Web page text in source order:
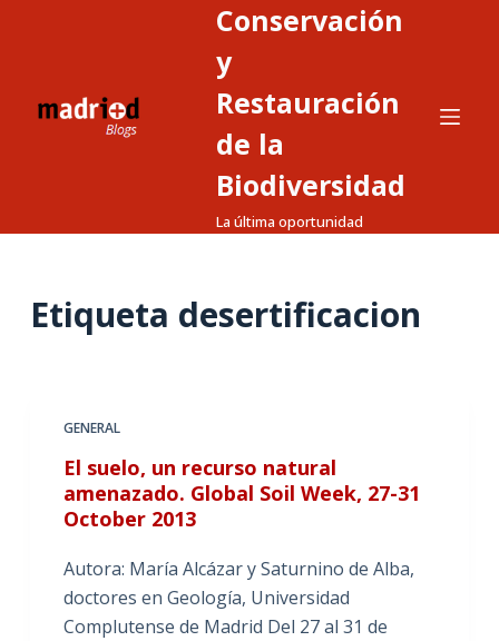
l
Conservación
y
Restauración
de la
Biodiversidad
La última oportunidad
Etiqueta desertificacion
GENERAL
El suelo, un recurso natural
amenazado. Global Soil Week, 27-31
October 2013
Autora: María Alcázar y Saturnino de Alba,
doctores en Geología, Universidad
Complutense de Madrid Del 27 al 31 de